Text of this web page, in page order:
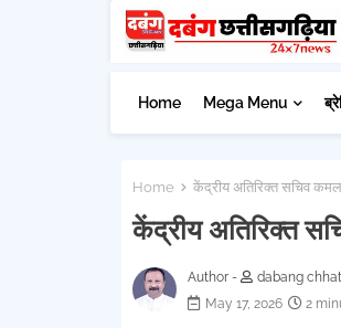
Home Mega Menu
Home केंद्रीय अतिरिक्त सचिव
केंद्रीय अतिरिक्त
Author -
dabang
May 17, 2026
2